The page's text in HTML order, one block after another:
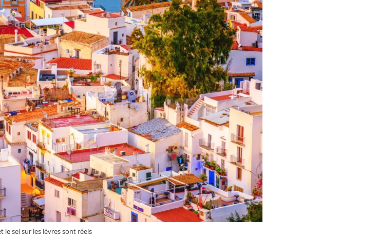
le sel sur les lèvres sont réels